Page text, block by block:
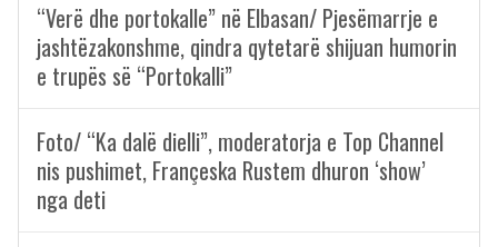
“Verë dhe portokalle” në Elbasan/ Pjesëmarrje e
jashtëzakonshme, qindra qytetarë shijuan humorin
e trupës së “Portokalli”
Foto/ “Ka dalë dielli”, moderatorja e Top Channel
nis pushimet, Françeska Rustem dhuron ‘show’
nga deti